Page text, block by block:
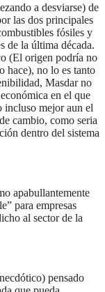
a desviarse) de
las dos principales
fósiles y
de la última década.
(El origen podría no
hace), no lo es tanto
Masdar no
en el que
incluso mejor aun el
cambio, como seria
dentro del sistema
apabullantemente
para empresas
al sector de la
pensado